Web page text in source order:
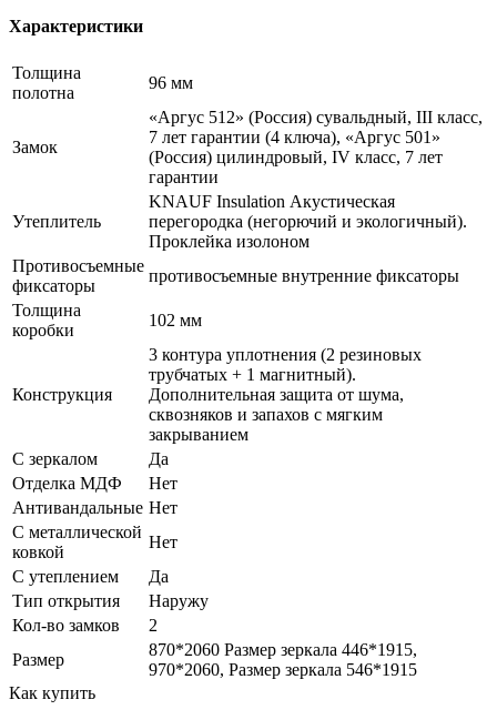
Характеристики
Толщина
полотна
96 мм
Замок
«Аргус 512» (Россия) сувальдный, III класс,
7 лет гарантии (4 ключа), «Аргус 501»
(Россия) цилиндровый, IV класс, 7 лет
гарантии
Утеплитель
KNAUF Insulation Акустическая
перегородка (негорючий и экологичный).
Проклейка изолоном
Противосъемные
фиксаторы
противосъемные внутренние фиксаторы
Толщина
коробки
102 мм
Конструкция
3 контура уплотнения (2 резиновых
трубчатых + 1 магнитный).
Дополнительная защита от шума,
сквозняков и запахов с мягким
закрыванием
С зеркалом
Да
Отделка МДФ
Нет
Антивандальные Нет
С металлической
ковкой
Нет
С утеплением
Да
Тип открытия
Наружу
Кол-во замков
2
Размер
870*2060 Размер зеркала 446*1915,
970*2060, Размер зеркала 546*1915
Как купить